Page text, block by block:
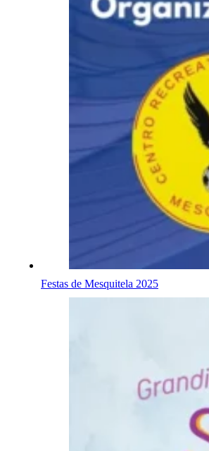
Festas de Mesquitela 2025